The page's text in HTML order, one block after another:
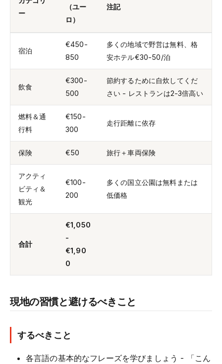
ー
（ユー
ロ）
注記
宿泊
€450-
850
多くの地域で野営は無料、格
安ホテル€30-50/泊
飲食
€300-
500
節約するために自炊してくだ
さい - レストランは2-3倍高い
燃料＆通
行料
€150-
300
走行距離に依存
保険 €50 旅行＋車両保険
アクティ
ビティ＆
観光
€100-
200
多くの国立公園は無料または
低価格
合計
€1,050
-
€1,90
0
現地の習慣と避けるべきこと
するべきこと
各言語の基本的なフレーズを学びましょう - 「こん